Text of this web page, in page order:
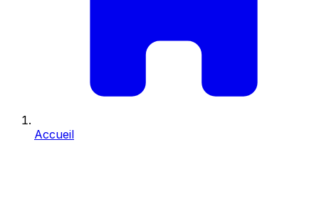
Accueil